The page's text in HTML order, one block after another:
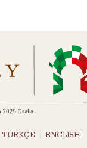
TÜRKÇE ENGLISH